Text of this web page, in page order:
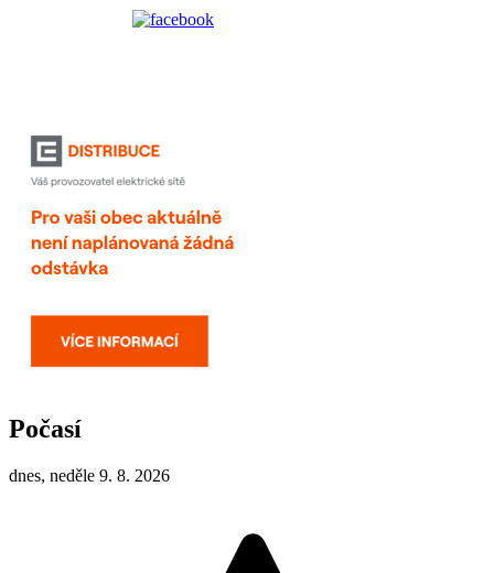
Počasí
dnes, neděle 9. 8. 2026